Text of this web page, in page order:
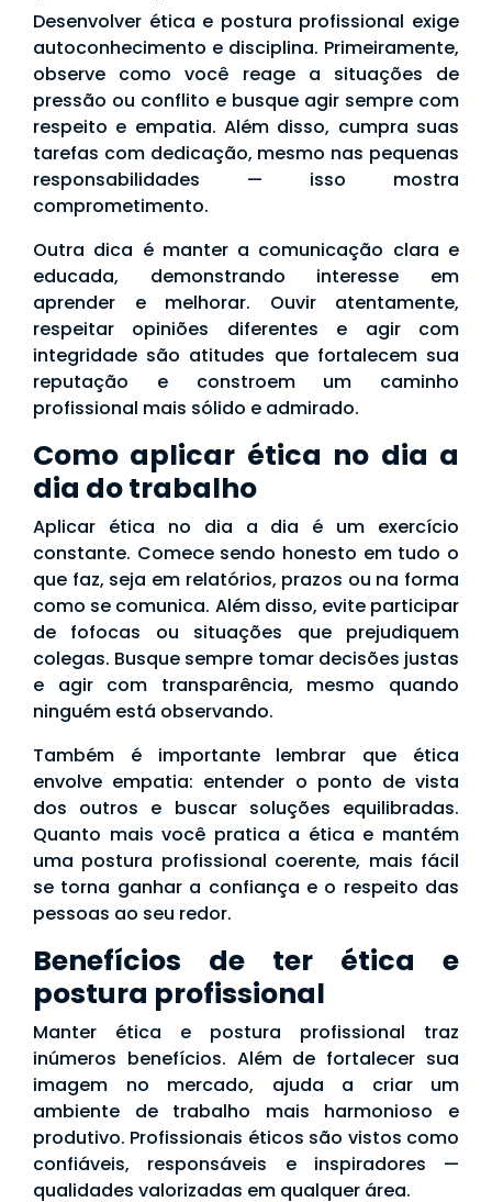
Desenvolver ética e postura profissional exige
autoconhecimento e disciplina. Primeiramente,
observe como você reage a situações de
pressão ou conflito e busque agir sempre com
respeito e empatia. Além disso, cumpra suas
tarefas com dedicação, mesmo nas pequenas
responsabilidades — isso mostra
comprometimento.
Outra dica é manter a comunicação clara e
educada, demonstrando interesse em
aprender e melhorar. Ouvir atentamente,
respeitar opiniões diferentes e agir com
integridade são atitudes que fortalecem sua
reputação e constroem um caminho
profissional mais sólido e admirado.
Como aplicar ética no dia a
dia do trabalho
Aplicar ética no dia a dia é um exercício
constante. Comece sendo honesto em tudo o
que faz, seja em relatórios, prazos ou na forma
como se comunica. Além disso, evite participar
de fofocas ou situações que prejudiquem
colegas. Busque sempre tomar decisões justas
e agir com transparência, mesmo quando
ninguém está observando.
Também é importante lembrar que ética
envolve empatia: entender o ponto de vista
dos outros e buscar soluções equilibradas.
Quanto mais você pratica a ética e mantém
uma postura profissional coerente, mais fácil
se torna ganhar a confiança e o respeito das
pessoas ao seu redor.
Benefícios de ter ética e
postura profissional
Manter ética e postura profissional traz
inúmeros benefícios. Além de fortalecer sua
imagem no mercado, ajuda a criar um
ambiente de trabalho mais harmonioso e
produtivo. Profissionais éticos são vistos como
confiáveis, responsáveis e inspiradores —
qualidades valorizadas em qualquer área.